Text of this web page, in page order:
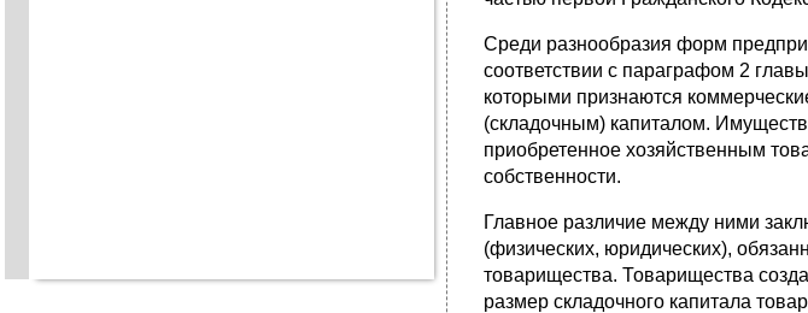
Среди разнообразия форм
соответствии с параграфом 2
которыми признаются
(складочным) капиталом.
приобретенное хозяйственным
собственности.
Главное различие между ними
(физических, юридических),
товарищества. Товарищества
размер складочного капитала